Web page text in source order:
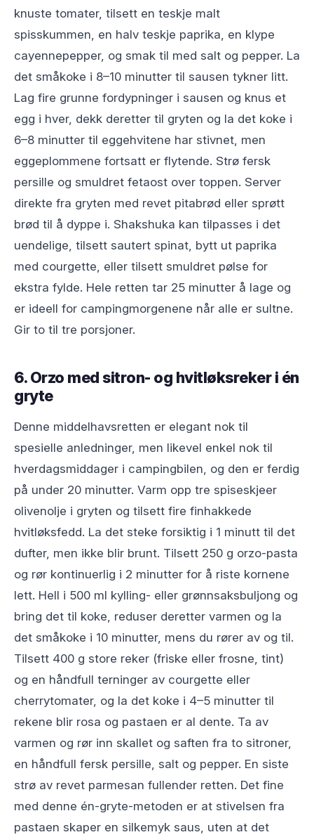
knuste tomater, tilsett en teskje malt
spisskummen, en halv teskje paprika, en klype
cayennepepper, og smak til med salt og pepper. La
det småkoke i 8–10 minutter til sausen tykner litt.
Lag fire grunne fordypninger i sausen og knus et
egg i hver, dekk deretter til gryten og la det koke i
6–8 minutter til eggehvitene har stivnet, men
eggeplommene fortsatt er flytende. Strø fersk
persille og smuldret fetaost over toppen. Server
direkte fra gryten med revet pitabrød eller sprøtt
brød til å dyppe i. Shakshuka kan tilpasses i det
uendelige, tilsett sautert spinat, bytt ut paprika
med courgette, eller tilsett smuldret pølse for
ekstra fylde. Hele retten tar 25 minutter å lage og
er ideell for campingmorgenene når alle er sultne.
Gir to til tre porsjoner.
6. Orzo med sitron- og hvitløksreker i én
gryte
Denne middelhavsretten er elegant nok til
spesielle anledninger, men likevel enkel nok til
hverdagsmiddager i campingbilen, og den er ferdig
på under 20 minutter. Varm opp tre spiseskjeer
olivenolje i gryten og tilsett fire finhakkede
hvitløksfedd. La det steke forsiktig i 1 minutt til det
dufter, men ikke blir brunt. Tilsett 250 g orzo-pasta
og rør kontinuerlig i 2 minutter for å riste kornene
lett. Hell i 500 ml kylling- eller grønnsaksbuljong og
bring det til koke, reduser deretter varmen og la
det småkoke i 10 minutter, mens du rører av og til.
Tilsett 400 g store reker (friske eller frosne, tint)
og en håndfull terninger av courgette eller
cherrytomater, og la det koke i 4–5 minutter til
rekene blir rosa og pastaen er al dente. Ta av
varmen og rør inn skallet og saften fra to sitroner,
en håndfull fersk persille, salt og pepper. En siste
strø av revet parmesan fullender retten. Det fine
med denne én-gryte-metoden er at stivelsen fra
pastaen skaper en silkemyk saus, uten at det